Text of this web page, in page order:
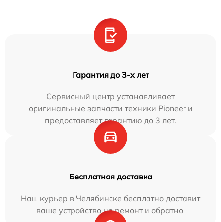
Гарантия до 3-х лет
Сервисный центр устанавливает
оригинальные запчасти техники Pioneer и
предоставляет гарантию до 3 лет.
Бесплатная доставка
Наш курьер в Челябинске бесплатно доставит
ваше устройство на ремонт и обратно.